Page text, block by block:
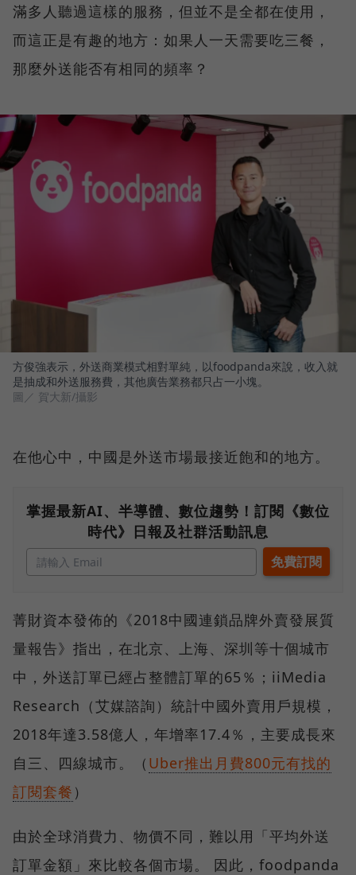
滿多人聽過這樣的服務，但並不是全都在使用，
而這正是有趣的地方：如果人一天需要吃三餐，
那麼外送能否有相同的頻率？
方俊強表示，外送商業模式相對單純，以foodpanda來說，收入就
是抽成和外送服務費，其他廣告業務都只占一小塊。
圖／ 賀大新/攝影
在他心中，中國是外送市場最接近飽和的地方。
掌握最新AI、半導體、數位趨勢！訂閱《數位
時代》日報及社群活動訊息
菁財資本發佈的《2018中國連鎖品牌外賣發展質
量報告》指出，在北京、上海、深圳等十個城市
中，外送訂單已經占整體訂單的65％；iiMedia
Research（艾媒諮詢）統計中國外賣用戶規模，
2018年達3.58億人，年增率17.4％，主要成長來
自三、四線城市。（ Uber推出月費800元有找的
訂閱套餐 ）
由於全球消費力、物價不同，難以用「平均外送
訂單金額」來比較各個市場。 因此，foodpanda